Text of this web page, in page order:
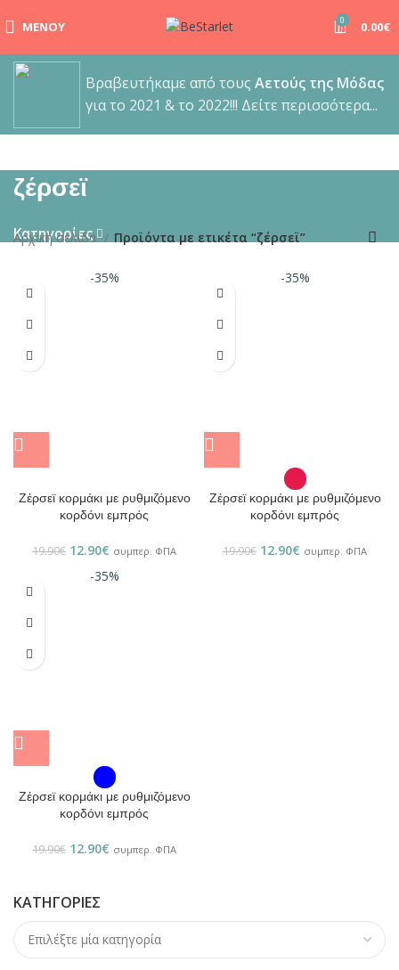
ΜΕΝΟΎ 0 0.00€
Βραβευτήκαμε από τους Αετούς της Μόδας
για το 2021 & το 2022!!! Δείτε περισσότερα...
ζέρσεϊ
Κατηγορίες
ΚΑΤΗΓΟΡΊΕΣ
Αρχική σελίδα Προϊόντα με ετικέτα “ζέρσεϊ”
-35%
Ζέρσεϊ κορμάκι με ρυθμιζόμενο
κορδόνι εμπρός
19.90€ 12.90€ συμπερ. ΦΠΑ
-35%
Ζέρσεϊ κορμάκι με ρυθμιζόμενο
κορδόνι εμπρός
19.90€ 12.90€ συμπερ. ΦΠΑ
-35%
Ζέρσεϊ κορμάκι με ρυθμιζόμενο
κορδόνι εμπρός
19.90€ 12.90€ συμπερ. ΦΠΑ